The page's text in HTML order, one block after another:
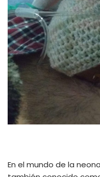
En el mundo de la